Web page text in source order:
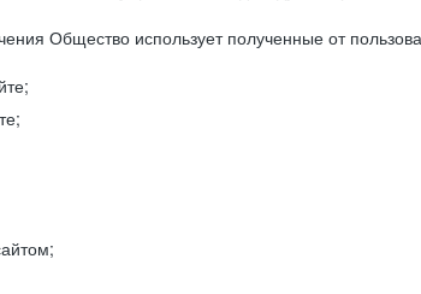
Общество использует полученные от